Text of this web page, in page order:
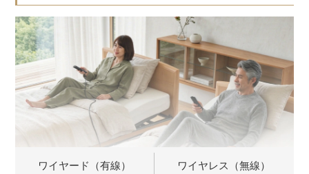
ワイヤード（有線） ワイヤレス（無線）